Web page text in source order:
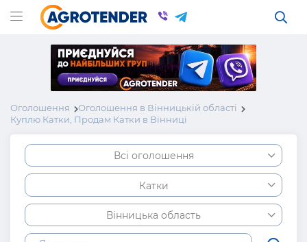
Оголошення
Оголошення в Вінницькій області
Куплю Катки, Продам Катки в Вінниці
Всі оголошення
Катки
Вінницька область